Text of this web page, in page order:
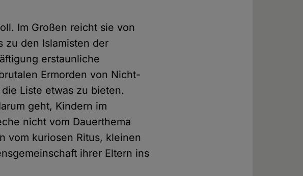
Im Großen reicht sie von
zu den Islamisten der
erstaunliche
Ermorden von Nicht-
Liste etwas zu bieten.
geht, Kindern im
nicht vom Dauerthema
vom kuriosen Ritus, kleinen
ihrer Eltern ins